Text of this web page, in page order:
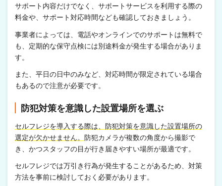
サポート内容だけでなく、サポートサービスを利用する際の
料金や、サポート対応時間なども確認しておきましょう。
事業者によっては、電話やオンラインでのサポートは無料で
も、定期的な保守点検には別途料金が発生する場合がありま
す。
また、平日の日中のみなど、対応時間が限定されている場合
もあるので注意が必要です。
防犯対策を意識した設置場所を選ぶ
セルフレジを導入する際は、防犯対策を意識した設置場所の
選定が欠かせません。 防犯カメラが複数の角度から撮影で
き、かつスタッフの目が行き届きやすい場所が最適です。
セルフレジでは万引き行為が発生することがあるため、対策
方法を事前に検討しておく必要があります。